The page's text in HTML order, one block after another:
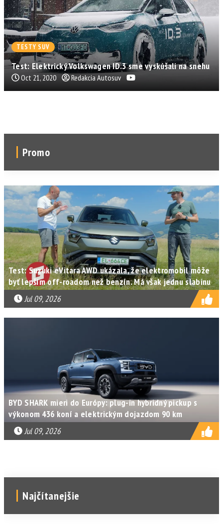
TESTY SUV
Test: Elektrický Volkswagen ID.3 sme vyskúšali na snehu
Oct 21, 2020 Redakcia Autosuv
Promo
Test: Suzuki eVitara AWD ukázala, že elektromobil môže
byť lepším off-roadom než benzín. Má však jednu slabinu
Jul 09, 2026
BYD SHARK mieri do Európy: plug-in hybridný pickup s
výkonom 436 koní a elektrickým dojazdom 90 km
Jul 09, 2026
Najčítanejšie